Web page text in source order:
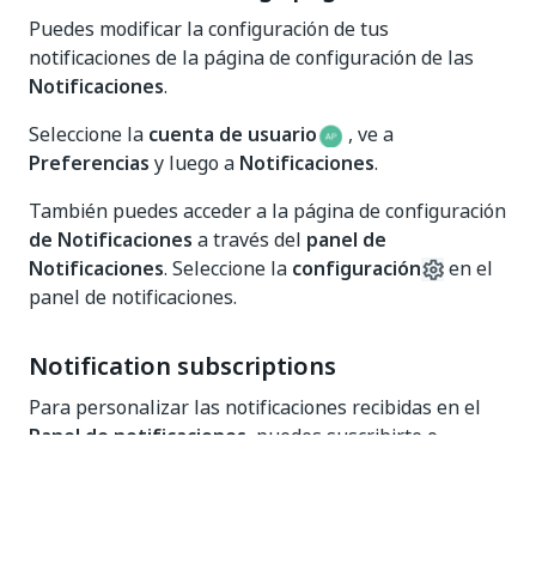
Puedes modificar la configuración de tus
notificaciones de la página de configuración de las
Notificaciones.
Seleccione la cuenta de usuario
, ve a
Preferencias y luego a Notificaciones.
También puedes acceder a la página de configuración
de Notificaciones a través del panel de
Notificaciones. Seleccione la configuración
en el
panel de notificaciones.
Notification subscriptions
Para personalizar las notificaciones recibidas en el
Panel de notificaciones , puedes suscribirte o